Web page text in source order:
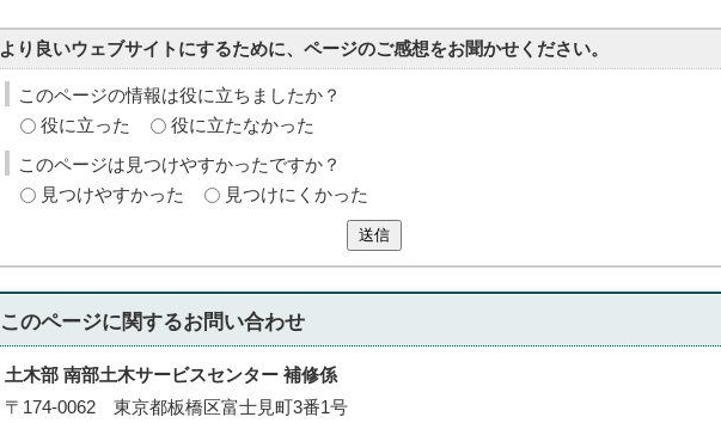
より良いウェブサイトにするために、ページのご感想をお聞かせください。
このページの情報は役に立ちましたか？
役に立った
役に立たなかった
このページは見つけやすかったですか？
見つけやすかった
見つけにくかった
送信
このページに関するお問い合わせ
土木部 南部土木サービスセンター 補修係
〒174-0062 東京都板橋区富士見町3番1号